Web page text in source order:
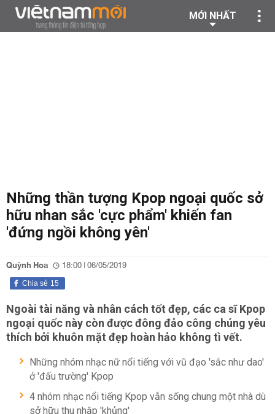
MỚI NHẤT
Những thần tượng Kpop ngoại quốc sở
hữu nhan sắc 'cực phẩm' khiến fan
'đứng ngồi không yên'
Quỳnh Hoa 18:00 | 06/05/2019
15
Chia sẻ
Ngoài tài năng và nhân cách tốt đẹp, các ca sĩ Kpop
ngoại quốc này còn được đông đảo công chúng yêu
thích bởi khuôn mặt đẹp hoàn hảo không tì vết.
Những nhóm nhạc nữ nổi tiếng với vũ đạo 'sắc như dao'
ở 'đấu trường' Kpop
4 nhóm nhạc nổi tiếng Kpop vẫn sống chung một nhà dù
sở hữu thu nhập 'khủng'